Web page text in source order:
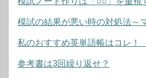
模試の結果が悪い時の対処法～
私のおすすめ英単語帳はコレ！
参考書は3回繰り返せ？